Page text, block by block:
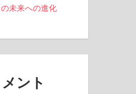
未来への進化
ント